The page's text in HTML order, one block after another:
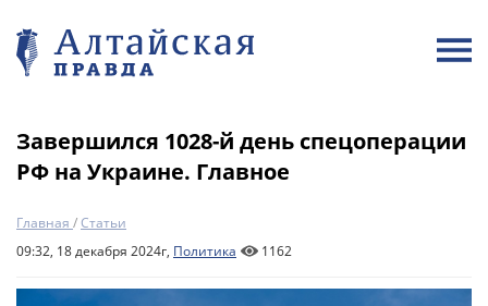
Завершился 1028-й день спецоперации
РФ на Украине. Главное
Главная /Статьи
09:32, 18 декабря 2024г, Политика 1162